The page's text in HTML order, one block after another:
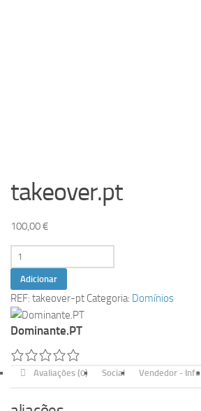
takeover.pt
100,00€
Quantidade
de
takeover.pt
Adicionar
REF: takeover-pt Categoria: Domínios
Dominante.PT
Avaliações (0) Social Vendedor - Info